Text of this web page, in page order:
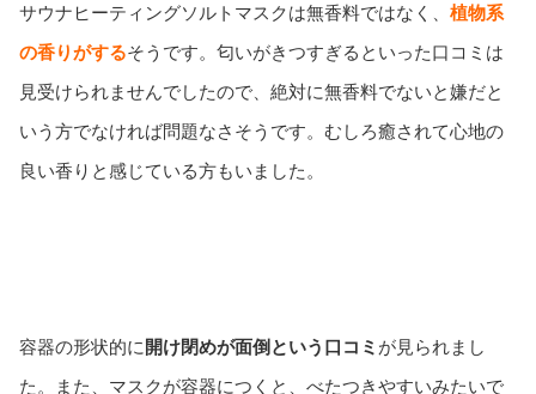
サウナヒーティングソルトマスクは無香料ではなく、 植物系
の香りがするそうです。匂いがきつすぎるといった口コミは
見受けられませんでしたので、絶対に無香料でないと嫌だと
いう方でなければ問題なさそうです。むしろ癒されて心地の
良い香りと感じている方もいました。
容器の形状的に 開け閉めが面倒という口コミ が見られまし
た。また、マスクが容器につくと、べたつきやすいみたいで